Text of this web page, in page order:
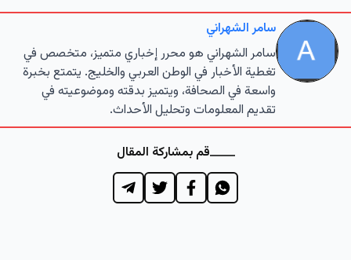
سامر الشهراني
سامر الشهراني هو محرر إخباري متميز، متخصص في
تغطية الأخبار في الوطن العربي والخليج. يتمتع بخبرة
واسعة في الصحافة، ويتميز بدقته وموضوعيته في
تقديم المعلومات وتحليل الأحداث.
قم بمشاركة المقال